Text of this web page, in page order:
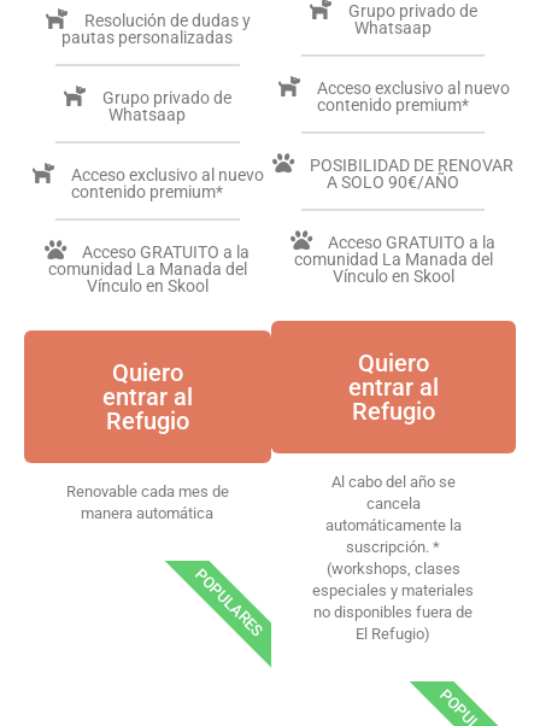
Resolución de dudas y
pautas personalizadas
Grupo privado de
Whatsaap
Acceso exclusivo al nuevo
contenido premium*
Acceso GRATUITO a la
comunidad La Manada del
Vínculo en Skool
Quiero
entrar al
Refugio
Renovable cada mes de
manera automática
POPULARES
Grupo privado de
Whatsaap
Acceso exclusivo al nuevo
contenido premium*
POSIBILIDAD DE RENOVAR
A SOLO 90€/AÑO
Acceso GRATUITO a la
comunidad La Manada del
Vínculo en Skool
Quiero
entrar al
Refugio
Al cabo del año se
cancela
automáticamente la
suscripción. *
(workshops, clases
especiales y materiales
no disponibles fuera de
El Refugio)